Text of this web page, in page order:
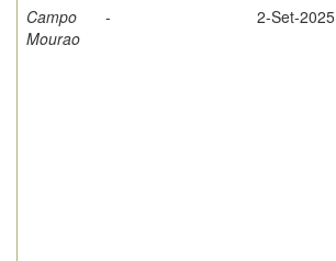
Campo
Mourao
- 2-Set-2025